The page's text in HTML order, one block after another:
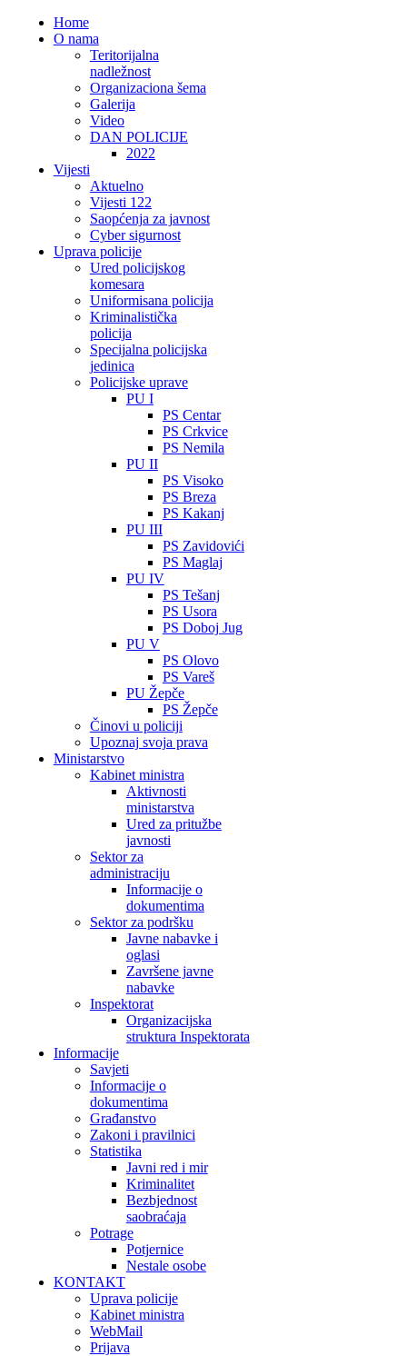
Home
O nama
Teritorijalna
nadležnost
Organizaciona šema
Galerija
Video
DAN POLICIJE
2022
Vijesti
Aktuelno
Vijesti 122
Saopćenja za javnost
Cyber sigurnost
Uprava policije
Ured policijskog
komesara
Uniformisana policija
Kriminalistička
policija
Specijalna policijska
jedinica
Policijske uprave
PU I
PS Centar
PS Crkvice
PS Nemila
PU II
PS Visoko
PS Breza
PS Kakanj
PU III
PS Zavidovići
PS Maglaj
PU IV
PS Tešanj
PS Usora
PS Doboj Jug
PU V
PS Olovo
PS Vareš
PU Žepče
PS Žepče
Činovi u policiji
Upoznaj svoja prava
Ministarstvo
Kabinet ministra
Aktivnosti
ministarstva
Ured za pritužbe
javnosti
Sektor za
administraciju
Informacije o
dokumentima
Sektor za podršku
Javne nabavke i
oglasi
Završene javne
nabavke
Inspektorat
Organizacijska
struktura Inspektorata
Informacije
Savjeti
Informacije o
dokumentima
Građanstvo
Zakoni i pravilnici
Statistika
Javni red i mir
Kriminalitet
Bezbjednost
saobraćaja
Potrage
Potjernice
Nestale osobe
KONTAKT
Uprava policije
Kabinet ministra
WebMail
Prijava